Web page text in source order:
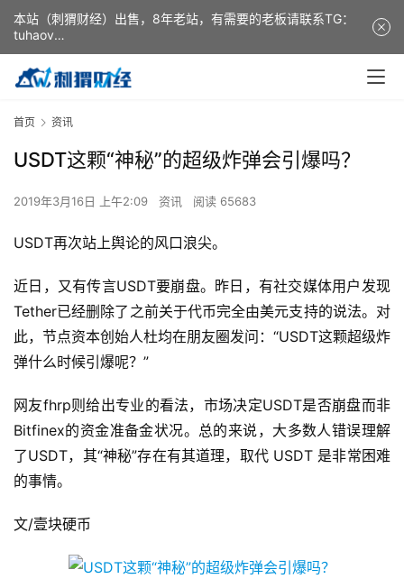
首页 资讯
USDT这颗“神秘”的超级炸弹会引爆吗？
2019年3月16日 上午2:09 资讯 阅读 65683
USDT再次站上舆论的风口浪尖。
近日，又有传言USDT要崩盘。昨日，有社交媒体用户发现
Tether已经删除了之前关于代币完全由美元支持的说法。对
此，节点资本创始人杜均在朋友圈发问：“USDT这颗超级炸
弹什么时候引爆呢？”
网友fhrp则给出专业的看法，市场决定USDT是否崩盘而非
Bitfinex的资金准备金状况。总的来说，大多数人错误理解
了USDT，其“神秘”存在有其道理，取代 USDT 是非常困难
的事情。
文/壹块硬币
本站（刺猬财经）出售，8年老站，有需要的老板请联系TG：
tuhaov
This website (ciweicaijing) is for sale. It is a 8-year-old
website. If you need it, please contact TG: tuhaov